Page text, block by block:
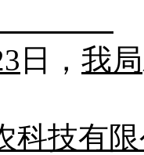
日， 我局
科技有